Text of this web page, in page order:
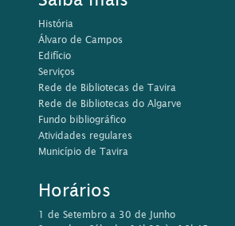
História
Álvaro de Campos
Edifício
Serviços
Rede de Bibliotecas de Tavira
Rede de Bibliotecas do Algarve
Fundo bibliográfico
Atividades regulares
Município de Tavira
Horários
1 de Setembro a 30 de Junho